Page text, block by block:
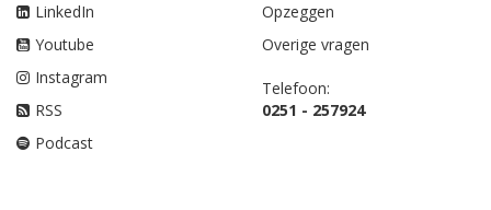
LinkedIn
Youtube
Instagram
RSS
Podcast
Opzeggen
Overige vragen
Telefoon:
0251 - 257924